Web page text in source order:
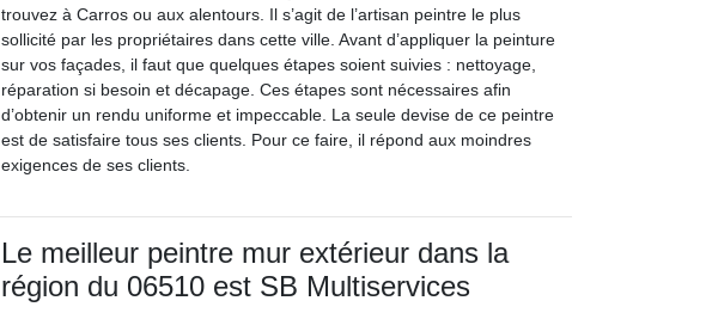
trouvez à Carros ou aux alentours. Il s’agit de l’artisan peintre le plus
sollicité par les propriétaires dans cette ville. Avant d’appliquer la peinture
sur vos façades, il faut que quelques étapes soient suivies : nettoyage,
réparation si besoin et décapage. Ces étapes sont nécessaires afin
d’obtenir un rendu uniforme et impeccable. La seule devise de ce peintre
est de satisfaire tous ses clients. Pour ce faire, il répond aux moindres
exigences de ses clients.
Le meilleur peintre mur extérieur dans la
région du 06510 est SB Multiservices